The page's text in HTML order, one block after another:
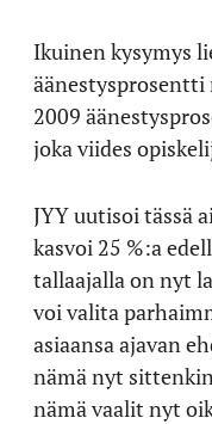
Ikuinen kysymys
äänestysprosentti
2009
joka viides
JYY uutisoi tässä
kasvoi 25 %:a
tallaajalla on nyt
voi valita
asiaansa ajavan
nämä nyt
nämä vaalit nyt